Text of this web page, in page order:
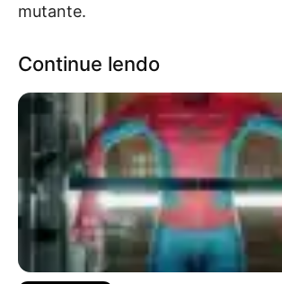
mutante.
Continue lendo